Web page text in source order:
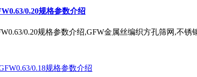
0.20规格参数介绍
0.20规格参数介绍,GFW金属丝编织方孔筛网,不